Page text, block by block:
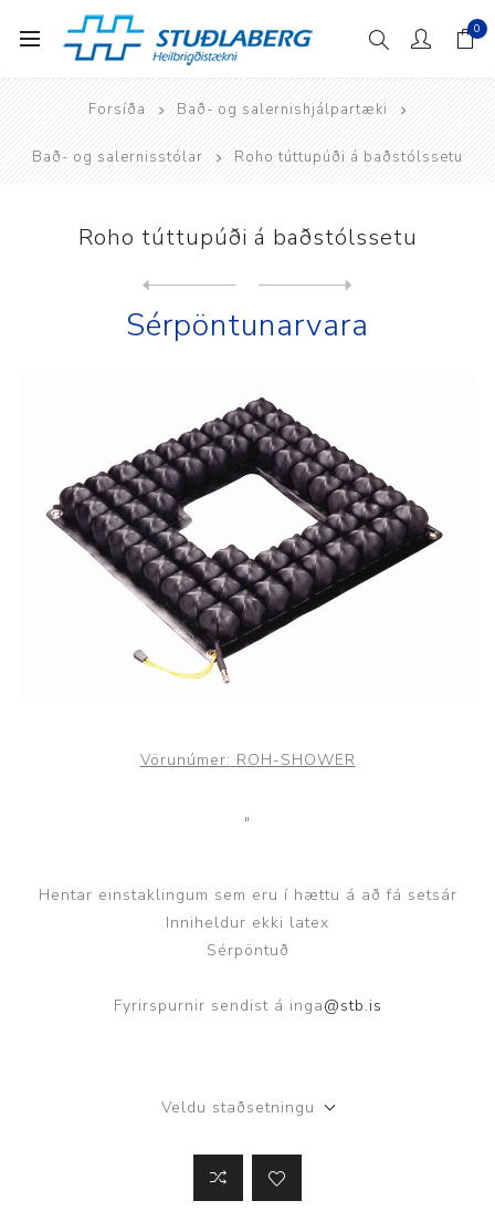
0
Forsíða Bað- og salernishjálpartæki
Bað- og salernisstólar Roho túttupúði á baðstólssetu
Roho túttupúði á baðstólssetu
Sérpöntunarvara
Vörunúmer: ROH-SHOWER
"
Hentar einstaklingum sem eru í hættu á að fá setsár
Inniheldur ekki latex
Sérpöntuð
Fyrirspurnir sendist á inga@stb.is
Veldu staðsetningu